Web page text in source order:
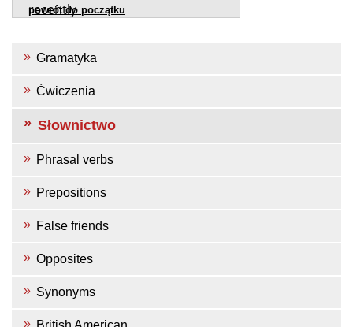
recently
powrót do początku
Gramatyka
Ćwiczenia
Słownictwo
Phrasal verbs
Prepositions
False friends
Opposites
Synonyms